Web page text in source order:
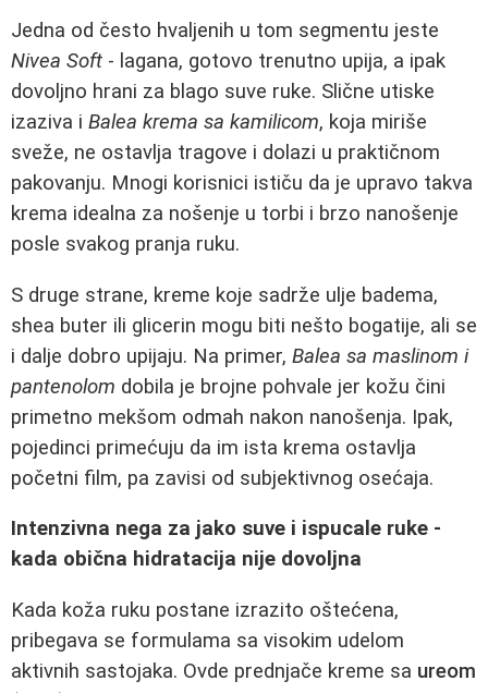
Jedna od često hvaljenih u tom segmentu jeste
Nivea Soft - lagana, gotovo trenutno upija, a ipak
dovoljno hrani za blago suve ruke. Slične utiske
izaziva i Balea krema sa kamilicom, koja miriše
sveže, ne ostavlja tragove i dolazi u praktičnom
pakovanju. Mnogi korisnici ističu da je upravo takva
krema idealna za nošenje u torbi i brzo nanošenje
posle svakog pranja ruku.
S druge strane, kreme koje sadrže ulje badema,
shea buter ili glicerin mogu biti nešto bogatije, ali se
i dalje dobro upijaju. Na primer, Balea sa maslinom i
pantenolom dobila je brojne pohvale jer kožu čini
primetno mekšom odmah nakon nanošenja. Ipak,
pojedinci primećuju da im ista krema ostavlja
početni film, pa zavisi od subjektivnog osećaja.
Intenzivna nega za jako suve i ispucale ruke -
kada obična hidratacija nije dovoljna
Kada koža ruku postane izrazito oštećena,
pribegava se formulama sa visokim udelom
aktivnih sastojaka. Ovde prednjače kreme sa ureom